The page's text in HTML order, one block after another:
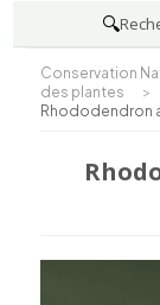
🔍
Conservation
des plantes
>
Rhododendron